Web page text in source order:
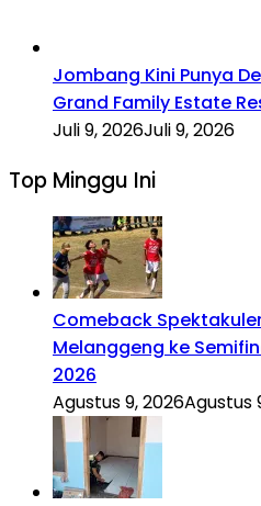
Jombang Kini Punya
Grand Family Estate
Juli 9, 2026Juli 9, 2026
Top Minggu Ini
Comeback
Melanggeng ke
2026
Agustus 9, 2026Agustus